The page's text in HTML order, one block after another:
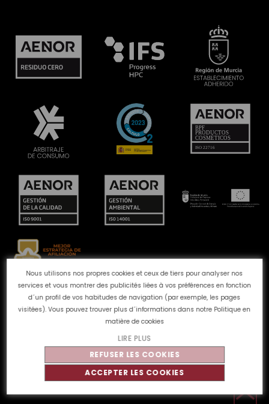
Nous utilisons nos propres cookies et ceux de tiers pour analyser nos
services et vous montrer des publicités liées à vos préférences en fonction
d´un profil de vos habitudes de navigation (par exemple, les pages
visitées). Vous pouvez trouver plus d´informations dans notre Politique en
matière de cookies
LIRE PLUS
REFUSER LES COOKIES
ACCEPTER LES COOKIES
Canal des plaintes Politique de Cookies
Politique de
confidentialité
Avis juridique
Qualité et
2026 - Tous droits réservés